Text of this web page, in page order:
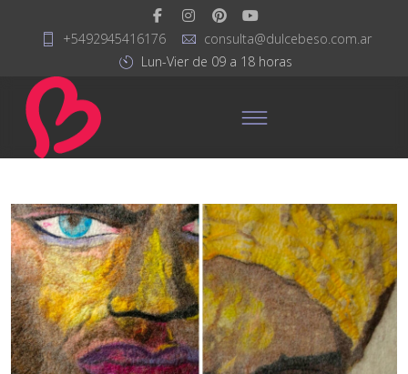
+5492945416176
consulta@dulcebeso.com.ar
Lun-Vier de 09 a 18 horas